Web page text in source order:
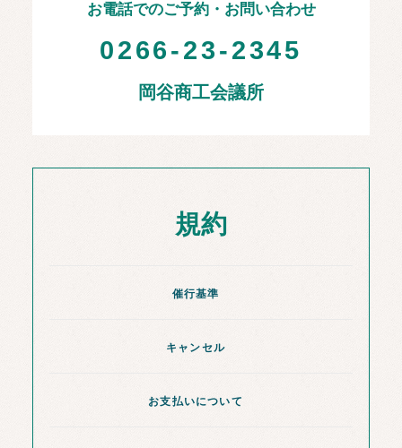
お電話でのご予約・お問い合わせ
0266-23-2345
岡谷商工会議所
規約
催行基準
キャンセル
お支払いについて